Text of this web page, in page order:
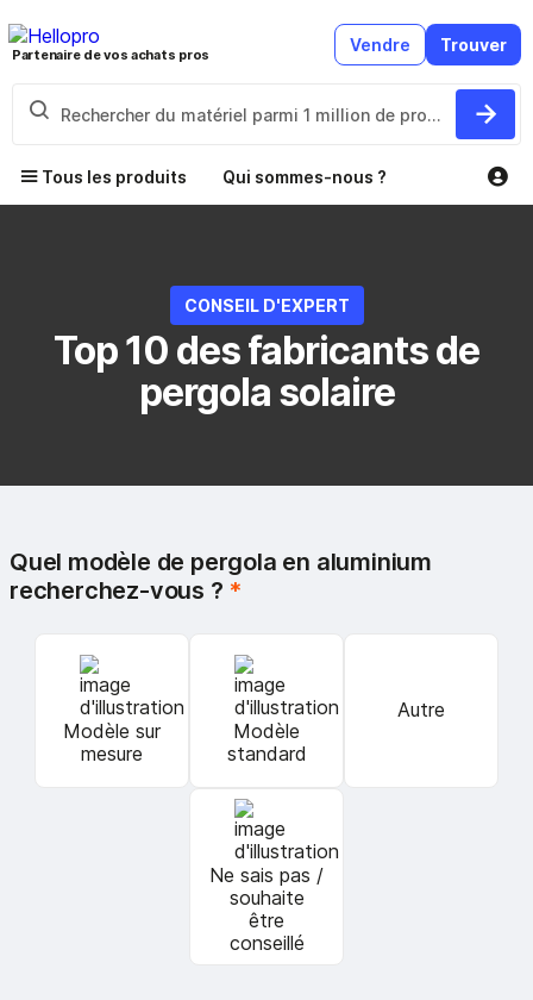
Partenaire de vos achats pros Vendre Trouver
Tous les produits Qui sommes-nous ?
CONSEIL D'EXPERT
Top 10 des fabricants de
pergola solaire
Quel modèle de pergola en aluminium
recherchez-vous ? *
Modèle sur
mesure
Modèle
standard
Autre
Ne sais pas /
souhaite
être
conseillé